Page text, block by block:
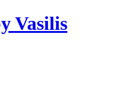
Vasilis